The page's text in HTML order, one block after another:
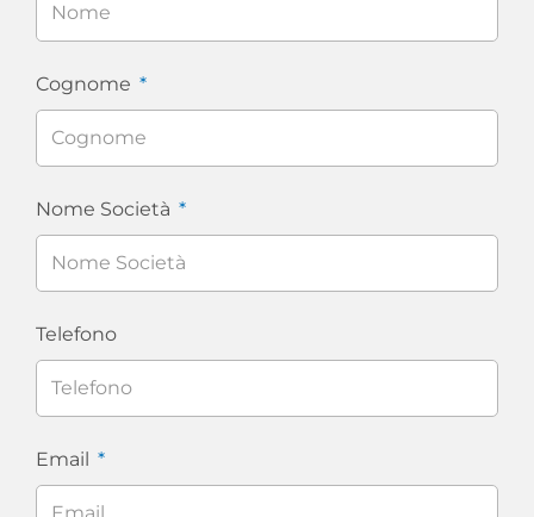
Cognome
Nome Società
Telefono
Email